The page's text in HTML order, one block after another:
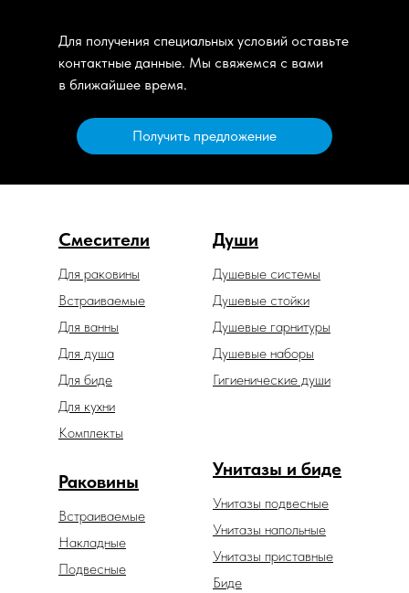
Для получения специальных условий оставьте
контактные данные. Мы свяжемся с вами
в ближайшее время.
Получить предложение
Смесители Души
Душевые гарнитуры
Душевые системы
Гигиенические души
Душевые наборы
Унитазы и биде
Унитазы подвесные
Унитазы напольные
Унитазы приставные
Раковины
Встраиваемые
Накладные
Подвесные
Встраиваемые
Для биде
Для ванны
Для душа
Для раковины
Для кухни
Душевые стойки
Биде
Комплекты